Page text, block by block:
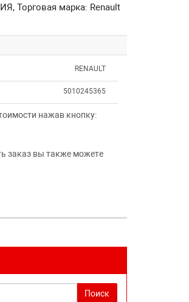
Торговая марка: Renault
RENAULT
5010245365
нажав кнопку:
заказ вы также можете
Поиск